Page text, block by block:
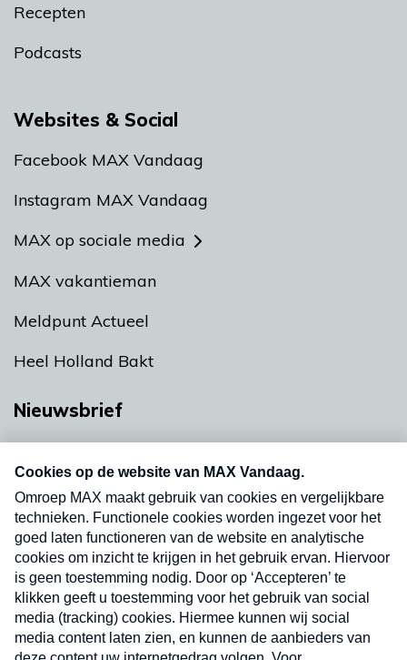
Recepten
Podcasts
Websites & Social
Facebook MAX Vandaag
Instagram MAX Vandaag
MAX op sociale media
MAX vakantieman
Meldpunt Actueel
Heel Holland Bakt
Nieuwsbrief
nieuwsbrief. Elke vrijdag- en dinsdagochtend in
uw mailbox.
Verzend